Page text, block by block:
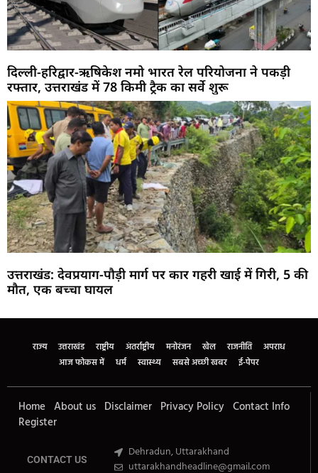
दिल्ली-हरिद्वार-ऋषिकेश नमो भारत रेल परियोजना ने पकड़ी
रफ्तार, उत्तराखंड में 78 किमी ट्रैक का सर्वे शुरू
उत्तराखंड: देवप्रयाग-पौड़ी मार्ग पर कार गहरी खाई में गिरी, 5 की
मौत, एक बच्चा घायल
राज्य उत्तराखंड राष्ट्रीय अंतर्राष्ट्रीय मनोरंजन खेल राजनीति
अपराध
आज फोकस में
धर्म स्वास्थ्य सबसे अच्छी खबर ई-पेपर
Home About us Disclaimer Privacy Policy Contact Info
Register
CONTACT US
Dehradun, Uttarakhand
uttarakhandheadline@gmail.com